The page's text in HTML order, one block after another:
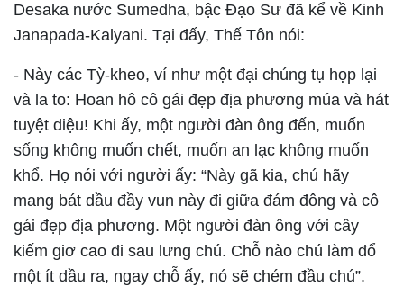
Desaka nước Sumedha, bậc Ðạo Sư đã kể về Kinh
Janapada-Kalyani. Tại đấy, Thế Tôn nói:
- Này các Tỳ-kheo, ví như một đại chúng tụ họp lại
và la to: Hoan hô cô gái đẹp địa phương múa và hát
tuyệt diệu! Khi ấy, một người đàn ông đến, muốn
sống không muốn chết, muốn an lạc không muốn
khổ. Họ nói với người ấy: “Này gã kia, chú hãy
mang bát dầu đầy vun này đi giữa đám đông và cô
gái đẹp địa phương. Một người đàn ông với cây
kiếm giơ cao đi sau lưng chú. Chỗ nào chú làm đổ
một ít dầu ra, ngay chỗ ấy, nó sẽ chém đầu chú”.